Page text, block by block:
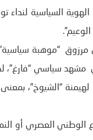
السياسية
“موهبة سياسية”
سياسي “فارغ”،
“الشيوخ”،
العصري أو